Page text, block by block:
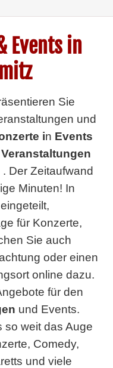
Events in
Sie
und
in Events
. Der Zeitaufwand
Minuten! In
für Konzerte,
Sie auch
oder einen
online dazu.
für den
und Events.
so weit das Auge
Comedy,
und viele